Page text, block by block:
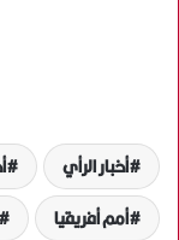
أخبار الرأي
أمم أفريقيا